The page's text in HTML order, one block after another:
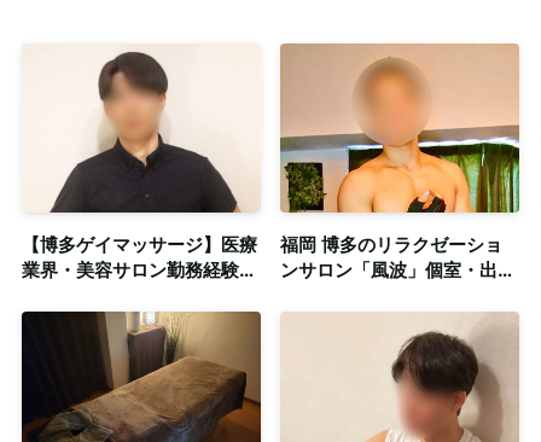
【博多ゲイマッサージ】医療
業界・美容サロン勤務経験
ト！◎個室完備
福岡 博多のリラクゼーショ
ンサロン「風波」個室・出張
セラピスト沖田真吾